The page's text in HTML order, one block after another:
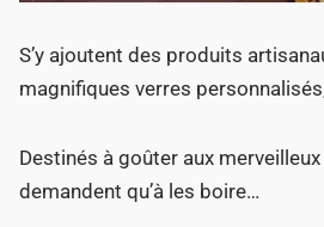
S’y ajoutent des produits
magnifiques verres
Destinés à goûter aux
demandent qu’à les boire…